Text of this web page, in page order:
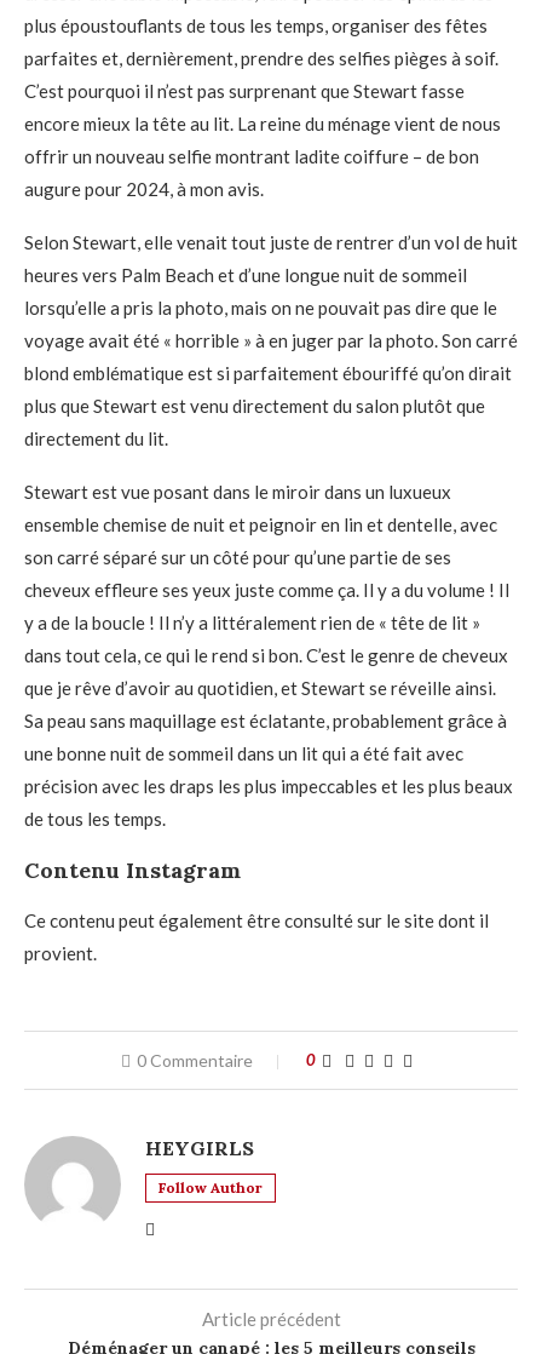
plus époustouflants de tous les temps, organiser des fêtes
parfaites et, dernièrement, prendre des selfies pièges à soif.
C’est pourquoi il n’est pas surprenant que Stewart fasse
encore mieux la tête au lit. La reine du ménage vient de nous
offrir un nouveau selfie montrant ladite coiffure – de bon
augure pour 2024, à mon avis.
Selon Stewart, elle venait tout juste de rentrer d’un vol de huit
heures vers Palm Beach et d’une longue nuit de sommeil
lorsqu’elle a pris la photo, mais on ne pouvait pas dire que le
voyage avait été « horrible » à en juger par la photo. Son carré
blond emblématique est si parfaitement ébouriffé qu’on dirait
plus que Stewart est venu directement du salon plutôt que
directement du lit.
Stewart est vue posant dans le miroir dans un luxueux
ensemble chemise de nuit et peignoir en lin et dentelle, avec
son carré séparé sur un côté pour qu’une partie de ses
cheveux effleure ses yeux juste comme ça. Il y a du volume ! Il
y a de la boucle ! Il n’y a littéralement rien de « tête de lit »
dans tout cela, ce qui le rend si bon. C’est le genre de cheveux
que je rêve d’avoir au quotidien, et Stewart se réveille ainsi.
Sa peau sans maquillage est éclatante, probablement grâce à
une bonne nuit de sommeil dans un lit qui a été fait avec
précision avec les draps les plus impeccables et les plus beaux
de tous les temps.
Contenu Instagram
Ce contenu peut également être consulté sur le site dont il
provient.
0 Commentaire 0
HEYGIRLS
Follow Author
Article précédent
Déménager un canapé : les 5 meilleurs conseils